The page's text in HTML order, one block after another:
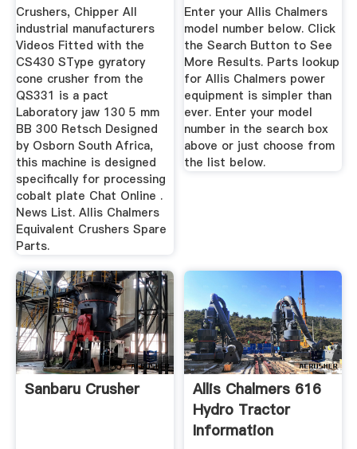
Crushers, Chipper All
industrial manufacturers
Videos Fitted with the
CS430 SType gyratory
cone crusher from the
QS331 is a pact
Laboratory jaw 130 5 mm
BB 300 Retsch Designed
by Osborn South Africa,
this machine is designed
specifically for processing
cobalt plate Chat Online .
News List. Allis Chalmers
Equivalent Crushers Spare
Parts.
Enter your Allis Chalmers
model number below. Click
the Search Button to See
More Results. Parts lookup
for Allis Chalmers power
equipment is simpler than
ever. Enter your model
number in the search box
above or just choose from
the list below.
Sanbaru Crusher
Allis Chalmers 616
Hydro Tractor
Information